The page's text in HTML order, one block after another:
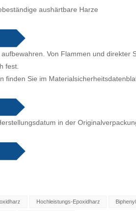
aushärtbare Harze
Von Flammen und direkter
fest.
finden Sie im
in der
Hochleistungs-Epoxidharz